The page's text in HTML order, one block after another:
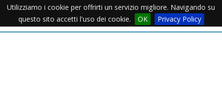
Utilizziamo i cookie per offrirti un servizio migliore. Navigando su
questo sito accetti l'uso dei cookie.
OK Privacy PolicyMenu